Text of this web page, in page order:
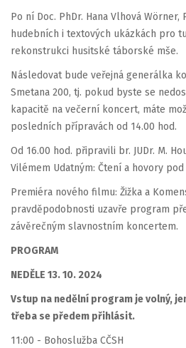
Po ní Doc. PhDr. Hana Vlhová
hudebních i textových ukázkách pro
rekonstrukci husitské táborské mše.
Následovat bude veřejná generálka
Smetana 200, tj. pokud byste se
kapacitě na večerní koncert, máte
posledních přípravách od 14.00 hod.
Od 16.00 hod. připravili br. JUDr. M.
Vilémem Udatným: Čtení a hovory
Premiéra nového filmu: Žižka a
pravděpodobnosti uzavře program
závěrečným slavnostním koncertem.
PROGRAM
NEDĚLE 13. 10. 2024
Vstup na nedělní program je volný,
třeba se předem přihlásit.
11:00 - Bohoslužba CČSH